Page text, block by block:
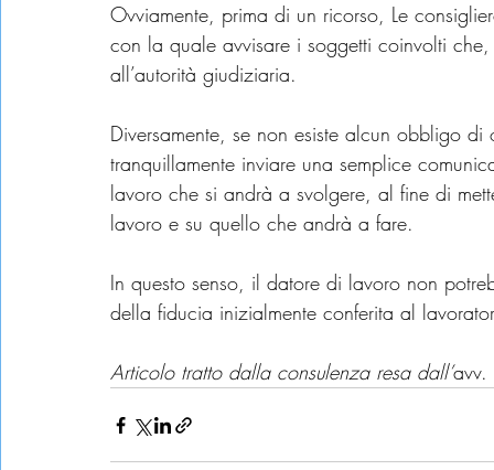
Ovviamente, prima di un ricorso, Le
con la quale avvisare i soggetti coinvolti
all’autorità giudiziaria.
Diversamente, se non esiste alcun obbligo
tranquillamente inviare una semplice
lavoro che si andrà a svolgere, al fine di
lavoro e su quello che andrà a fare.
In questo senso, il datore di lavoro non
della fiducia inizialmente conferita al
Articolo tratto dalla consulenza resa dall’avv.